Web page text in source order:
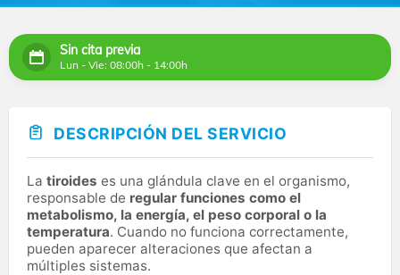
Sin cita previa
Lun - Vie: 08:00h - 14:00h
DESCRIPCIÓN DEL SERVICIO
La tiroides es una glándula clave en el organismo,
responsable de regular funciones como el
metabolismo, la energía, el peso corporal o la
temperatura. Cuando no funciona correctamente,
pueden aparecer alteraciones que afectan a
múltiples sistemas.